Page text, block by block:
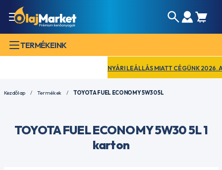
TERMÉKEINK
NYÁRI LEÁLLÁS MIATT CÉGÜNK 2026.
Kezdőlap Termékek TOYOTA FUEL ECONOMY 5W30 5L
TOYOTA FUEL ECONOMY 5W30 5L 1
karton